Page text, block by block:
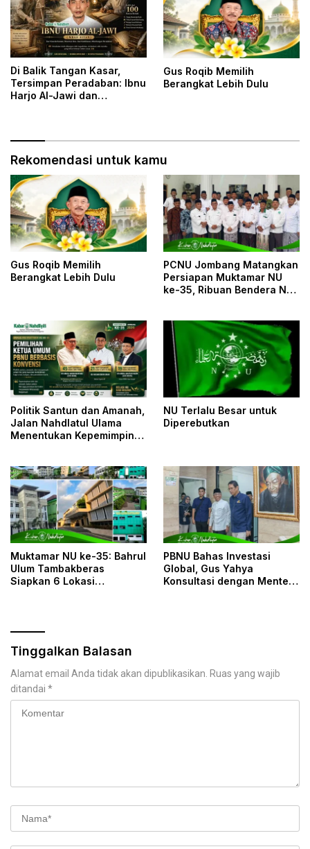
Di Balik Tangan Kasar,
Tersimpan Peradaban: Ibnu
Harjo Al-Jawi dan
Gus Roqib Memilih
Berangkat Lebih Dulu
Rekomendasi untuk kamu
Gus Roqib Memilih
Berangkat Lebih Dulu
PCNU Jombang Matangkan
Persiapan Muktamar NU
ke-35, Ribuan Bendera NU
Politik Santun dan Amanah,
Jalan Nahdlatul Ulama
Menentukan Kepemimpinan
NU Terlalu Besar untuk
Diperebutkan
Muktamar NU ke-35: Bahrul
Ulum Tambakberas
Siapkan 6 Lokasi
PBNU Bahas Investasi
Global, Gus Yahya
Konsultasi dengan Menteri
Tinggalkan Balasan
Alamat email Anda tidak akan dipublikasikan. Ruas yang wajib
ditandai *